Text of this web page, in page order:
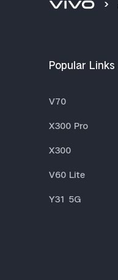
Popular Links
V70
X300 Pro
X300
V60 Lite
Y31 5G